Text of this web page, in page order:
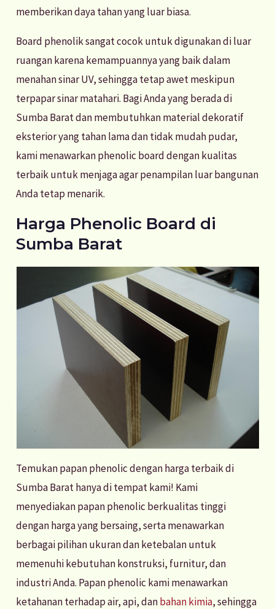
memberikan daya tahan yang luar biasa.
Board phenolik sangat cocok untuk digunakan di luar
ruangan karena kemampuannya yang baik dalam
menahan sinar UV, sehingga tetap awet meskipun
terpapar sinar matahari. Bagi Anda yang berada di
Sumba Barat dan membutuhkan material dekoratif
eksterior yang tahan lama dan tidak mudah pudar,
kami menawarkan phenolic board dengan kualitas
terbaik untuk menjaga agar penampilan luar bangunan
Anda tetap menarik.
Harga Phenolic Board di
Sumba Barat
Temukan papan phenolic dengan harga terbaik di
Sumba Barat hanya di tempat kami! Kami
menyediakan papan phenolic berkualitas tinggi
dengan harga yang bersaing, serta menawarkan
berbagai pilihan ukuran dan ketebalan untuk
memenuhi kebutuhan konstruksi, furnitur, dan
industri Anda. Papan phenolic kami menawarkan
ketahanan terhadap air, api, danbahan kimia, sehingga